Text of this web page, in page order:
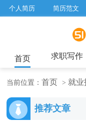
个人简历 简历范文
工作总结
首页 求职写作
当前位置：首页 >就业
推荐文章